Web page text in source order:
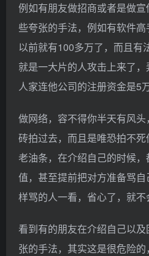
例如有朋友做招商或者是做
些夸张的手法，例如有软件
以前就有100多万了，而且有
就是一大片的人攻击上来了，
人家连他公司的注册资金是5
做网络，容不得你半天有风
砖拍过去，而且是唯恐拍不
老油条，在介绍自己的时候
值，甚至提前把对方准备骂
样骂的人一看，省心了，就不
看到有的朋友在介绍自己以
张的手法，其实这是很危险